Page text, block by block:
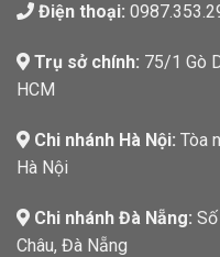
Điện thoại:
Trụ sở chính: 75/1 Gò
HCM
Chi nhánh Hà Nội: Tòa
Hà Nội
Chi nhánh Đà Nẵng:
Châu, Đà Nẵng